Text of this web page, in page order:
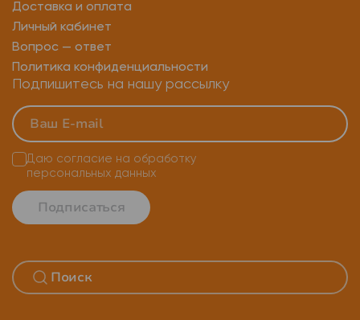
Крипто кошелек биткоин
Доставка и оплата
Личный кабинет
Вопрос — ответ
Политика конфиденциальности
Подпишитесь на нашу рассылку
Подписаться
Даю согласие на обработку
персональных данных